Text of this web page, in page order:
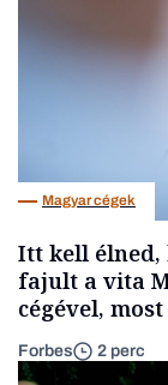
Magyar cégek
Itt kell élned,
fajult a vita
cégével,
Forbes 2 perc